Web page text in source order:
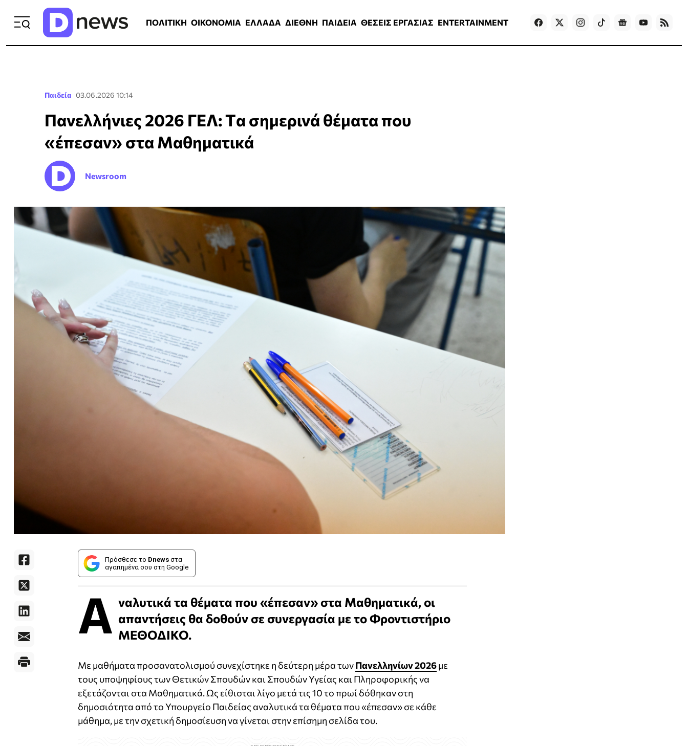
ΠΟΛΙΤΙΚΗ ΟΙΚΟΝΟΜΙΑ ΕΛΛΑΔΑ ΔΙΕΘΝΗ ΠΑΙΔΕΙΑ ΘΕΣΕΙΣ ΕΡΓΑΣΙΑΣ ENTERTAINMENT Games
Παιδεία 03.06.2026 10:14
Πανελλήνιες 2026 ΓΕΛ: Tα σημερινά θέματα που
«έπεσαν» στα Μαθηματικά
Newsroom
Πρόσθεσε το Dnews στα
αγαπημένα σου στη Google
Α ναλυτικά τα θέματα που «έπεσαν» στα Μαθηματικά, οι
απαντήσεις θα δοθούν σε συνεργασία με το Φροντιστήριο
ΜΕΘΟΔΙΚΟ.
Με μαθήματα προσανατολισμού συνεχίστηκε η δεύτερη μέρα τωνΠανελληνίων 2026με
τους υποψηφίους των Θετικών Σπουδών και Σπουδών Υγείας και Πληροφορικής να
εξετάζονται στα Μαθηματικά. Ως είθισται λίγο μετά τις 10 το πρωί δόθηκαν στη
δημοσιότητα από το Υπουργείο Παιδείας αναλυτικά τα θέματα που «έπεσαν» σε κάθε
μάθημα, με την σχετική δημοσίευση να γίνεται στην επίσημη σελίδα του.